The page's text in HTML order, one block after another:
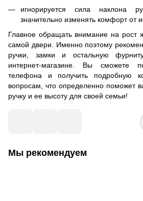
игнорируется сила наклона
значительно изменять комфорт от
Главное обращать внимание на рост
самой двери. Именно поэтому
ручки, замки и остальную
интернет-магазине. Вы сможете
телефона и получить подробную
вопросам, что определенно поможет
ручку и ее высоту для своей семьи!
Мы рекомендуем